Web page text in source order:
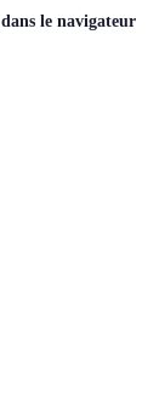
le navigateur